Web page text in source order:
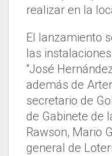
realizar en la
El lanzamiento
las
“José
además de
secretario de
de Gabinete de
Rawson, Mario
general de